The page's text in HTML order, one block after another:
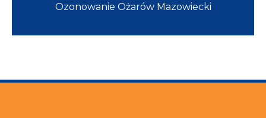
Ozonowanie Ożarów Mazowiecki